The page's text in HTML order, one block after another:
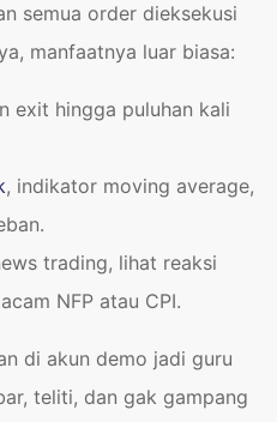
semua order dieksekusi
manfaatnya luar biasa:
exit hingga puluhan kali
, indikator moving average,
trading, lihat reaksi
NFP atau CPI.
di akun demo jadi guru
teliti, dan gak gampang